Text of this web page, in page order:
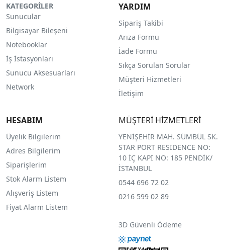
KATEGORİLER
Sunucular
Bilgisayar Bileşeni
Notebooklar
İş İstasyonları
Sunucu Aksesuarları
Network
YARDIM
Sipariş Takibi
Arıza Formu
İade Formu
Sıkça Sorulan Sorular
Müşteri Hizmetleri
İletişim
HESABIM
Üyelik Bilgilerim
Adres Bilgilerim
Siparişlerim
Stok Alarm Listem
Alışveriş Listem
Fiyat Alarm Listem
MÜŞTERİ HİZMETLERİ
YENİŞEHİR MAH. SÜMBÜL SK.
STAR PORT RESIDENCE NO:
10 İÇ KAPI NO: 185 PENDİK/
İSTANBUL
0544 696 72 02
0216 599 02 89
3D Güvenli Ödeme